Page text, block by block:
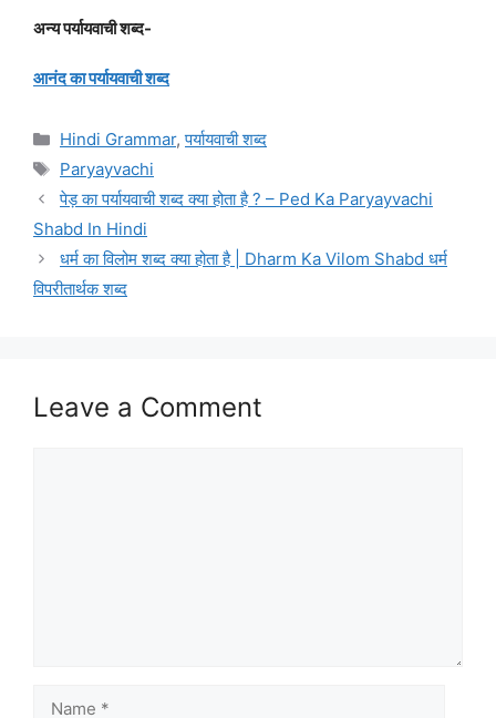
अन्य पर्यायवाची शब्द-
आनंद का पर्यायवाची शब्द
Categories
Hindi Grammar,पर्यायवाची शब्द
Tags
Paryayvachi
पेड़ का पर्यायवाची शब्द क्या होता है ? – Ped Ka Paryayvachi
Shabd In Hindi
धर्म का विलोम शब्द क्या होता है | Dharm Ka Vilom Shabd धर्म
विपरीतार्थक शब्द
Leave a Comment